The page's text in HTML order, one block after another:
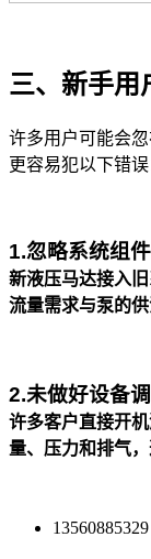
三、新手用
许多用户可能会
更容易犯以下错误
1.忽略系统组
新液压马达接入
流量需求与泵的供
2.未做好设备
许多客户直接开
量、压力和排气
13560885329